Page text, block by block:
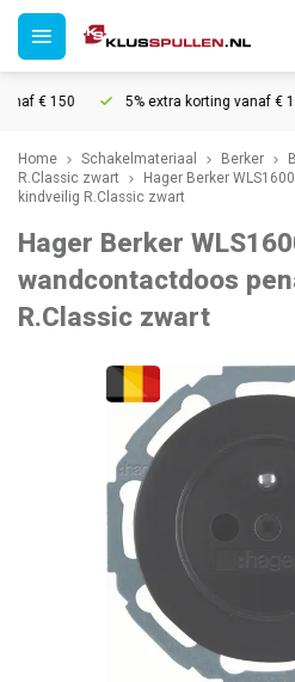
€ 150 5% extra korting vanaf €
Home Schakelmateriaal Berker
R.Classic zwart
Hager Berker
kindveilig R.Classic zwart
Hager Berker
wandcontactdoos
R.Classic zwart